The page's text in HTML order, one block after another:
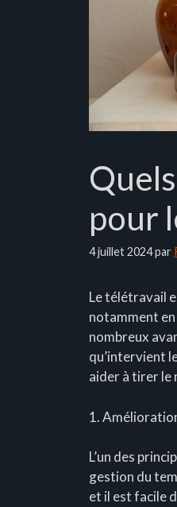
pour
4 juillet 2024par
Le télétravail
notamment
nombreux
qu’intervient
aider à tirer le
1.
L’un des
gestion du
et il est facile